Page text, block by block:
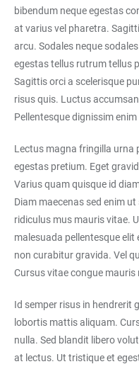
bibendum neque egestas
at varius vel pharetra.
arcu. Sodales neque
egestas tellus rutrum tellus
Sagittis orci a scelerisque
risus quis. Luctus
Pellentesque dignissim
Lectus magna fringilla urna
egestas pretium. Eget
Varius quam quisque id
Diam maecenas sed enim
ridiculus mus mauris vitae.
malesuada pellentesque
non curabitur gravida. Vel
Cursus vitae congue mauris
Id semper risus in hendrerit
lobortis mattis aliquam.
nulla. Sed blandit libero
at lectus. Ut tristique et